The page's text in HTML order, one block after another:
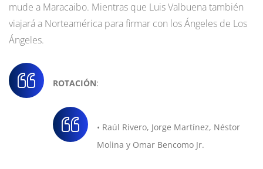
mude a Maracaibo. Mientras que Luis Valbuena también
viajará a Norteamérica para firmar con los Ángeles de Los
Ángeles.
ROTACIÓN:
• Raúl Rivero, Jorge Martínez, Néstor
Molina y Omar Bencomo Jr.